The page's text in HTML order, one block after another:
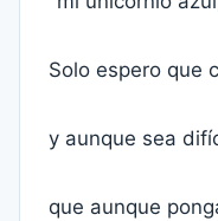
Solo espero que
y aunque sea
que aunque